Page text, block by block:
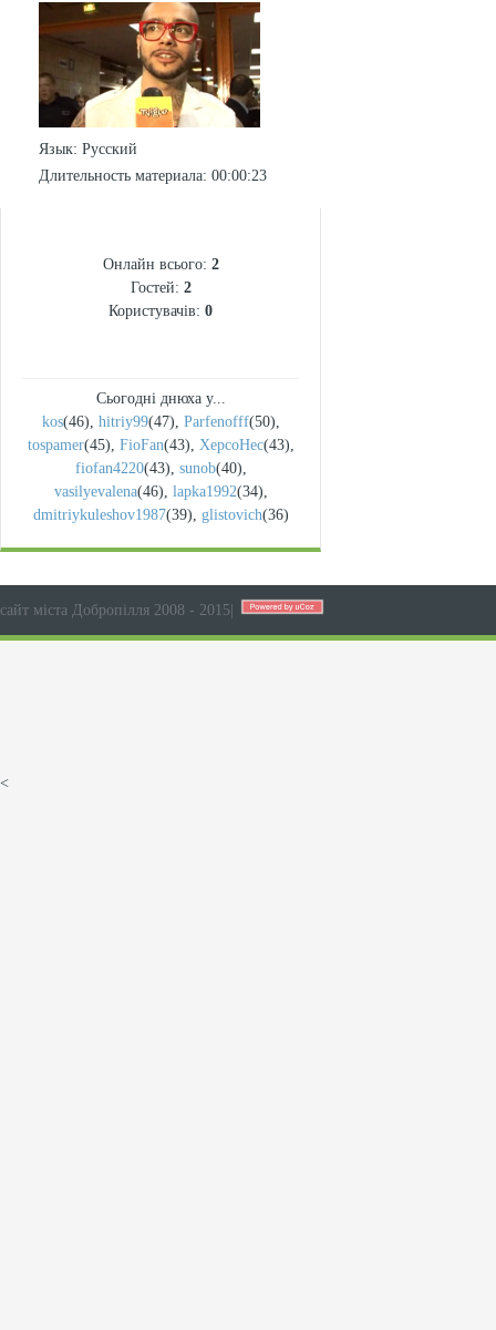
Язык: Русский
Длительность материала: 00:00:23
Онлайн всього: 2
Гостей: 2
Користувачів: 0
Сьогодні днюха у...
kos(46), hitriy99(47), Parfenofff(50),
tospamer(45), FioFan(43), XepcoHec(43),
fiofan4220(43), sunob(40),
vasilyevalena(46), lapka1992(34),
dmitriykuleshov1987(39), glistovich(36)
сайт міста Добропілля 2008 - 2015
<